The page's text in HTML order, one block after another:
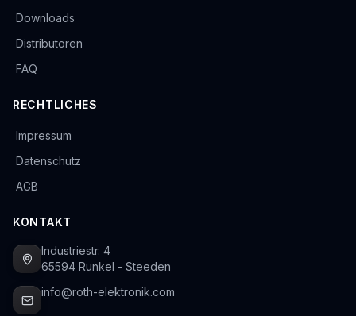
Downloads
Distributoren
FAQ
RECHTLICHES
Impressum
Datenschutz
AGB
KONTAKT
Industriestr. 4
65594 Runkel - Steeden
info@roth-elektronik.com